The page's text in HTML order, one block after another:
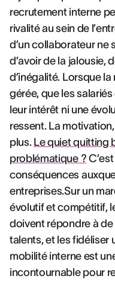
recrutement interne
rivalité au sein de
d’un collaborateur ne
d’avoir de la jalousie,
d’inégalité. Lorsque
gérée, que les
leur intérêt ni une
ressent. La
plus. Le quiet quitting
problématique ?
conséquences
entreprises.Sur un
évolutif et compétitif,
doivent répondre à
talents, et les fidéliser
mobilité interne est
incontournable pour